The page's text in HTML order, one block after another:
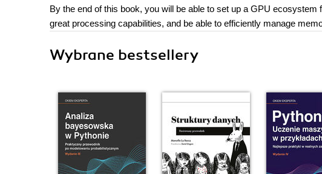
By the end of this book, you will be able to set up a GPU
great processing capabilities, and be able to efficiently manage
Wybrane bestsellery